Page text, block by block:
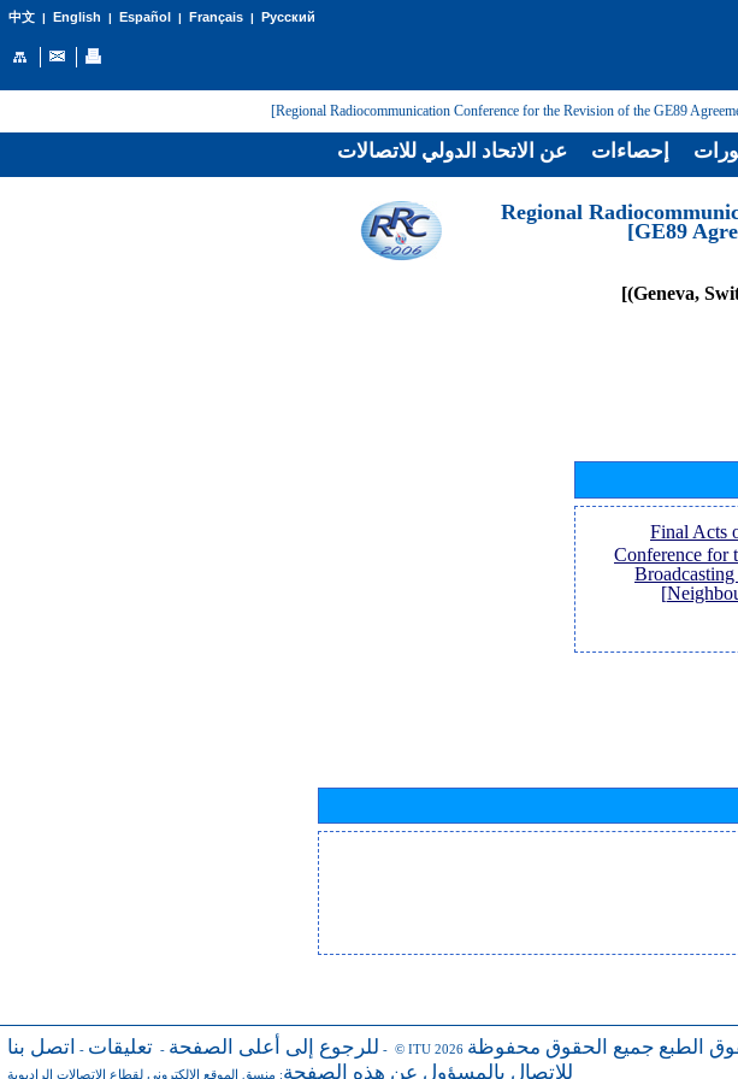
中文| English | Español | Français| Русский
[Regional
GE89
[Final Acts
Conference for
للرجوع إلى أعلى الصفحة - تعليقات - اتصل بنا - © ITU 2026 الطبع جميع الحقوق محفوظة
للاتصال بالمسؤول عن هذه الصفحة: منسق الموقع الإلكتروني لقطاع الاتصالات الراديوية
عن الاتحاد الدولي للاتصالات إحصاءات